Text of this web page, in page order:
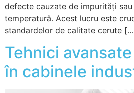
defecte cauzate de impurități
temperatură. Acest lucru este
standardelor de calitate cerute
Tehnici
în cabinele